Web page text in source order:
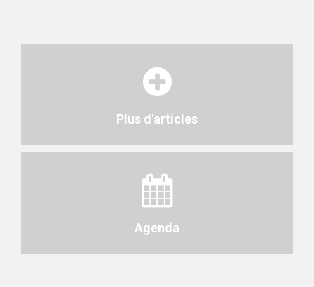
Plus d'articles
Agenda